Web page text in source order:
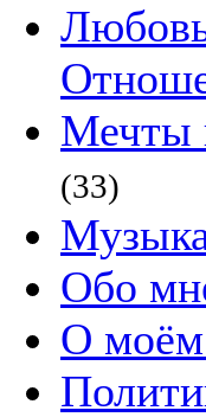
Мечты
(33)
Обо
О моём